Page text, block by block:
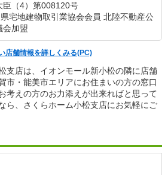
臣（4）第008120号
宅地建物取引業協会会員 北陸不動産公
会加盟
店舗情報を詳しくみる(PC)
支店は、イオンモール新小松の隣に店舗
市・能美市エリアにお住まいの方の窓口
考えの方のお力添えが出来ればと思って
ら、さくらホーム小松支店にお気軽にご